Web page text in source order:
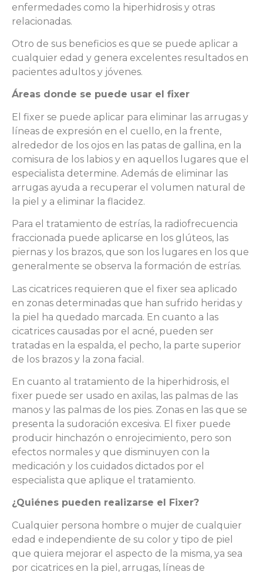
enfermedades como la hiperhidrosis y otras
relacionadas.
Otro de sus beneficios es que se puede aplicar a
cualquier edad y genera excelentes resultados en
pacientes adultos y jóvenes.
Áreas donde se puede usar el fixer
El fixer se puede aplicar para eliminar las arrugas y
líneas de expresión en el cuello, en la frente,
alrededor de los ojos en las patas de gallina, en la
comisura de los labios y en aquellos lugares que el
especialista determine. Además de eliminar las
arrugas ayuda a recuperar el volumen natural de
la piel y a eliminar la flacidez.
Para el tratamiento de estrías, la radiofrecuencia
fraccionada puede aplicarse en los glúteos, las
piernas y los brazos, que son los lugares en los que
generalmente se observa la formación de estrías.
Las cicatrices requieren que el fixer sea aplicado
en zonas determinadas que han sufrido heridas y
la piel ha quedado marcada. En cuanto a las
cicatrices causadas por el acné, pueden ser
tratadas en la espalda, el pecho, la parte superior
de los brazos y la zona facial.
En cuanto al tratamiento de la hiperhidrosis, el
fixer puede ser usado en axilas, las palmas de las
manos y las palmas de los pies. Zonas en las que se
presenta la sudoración excesiva. El fixer puede
producir hinchazón o enrojecimiento, pero son
efectos normales y que disminuyen con la
medicación y los cuidados dictados por el
especialista que aplique el tratamiento.
¿Quiénes pueden realizarse el Fixer?
Cualquier persona hombre o mujer de cualquier
edad e independiente de su color y tipo de piel
que quiera mejorar el aspecto de la misma, ya sea
por cicatrices en la piel, arrugas, líneas de